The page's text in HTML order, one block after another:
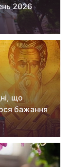
2026
що
бажання